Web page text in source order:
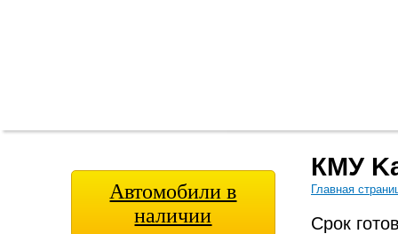
Автомобили в
наличии
КМУ
Главная
Срок